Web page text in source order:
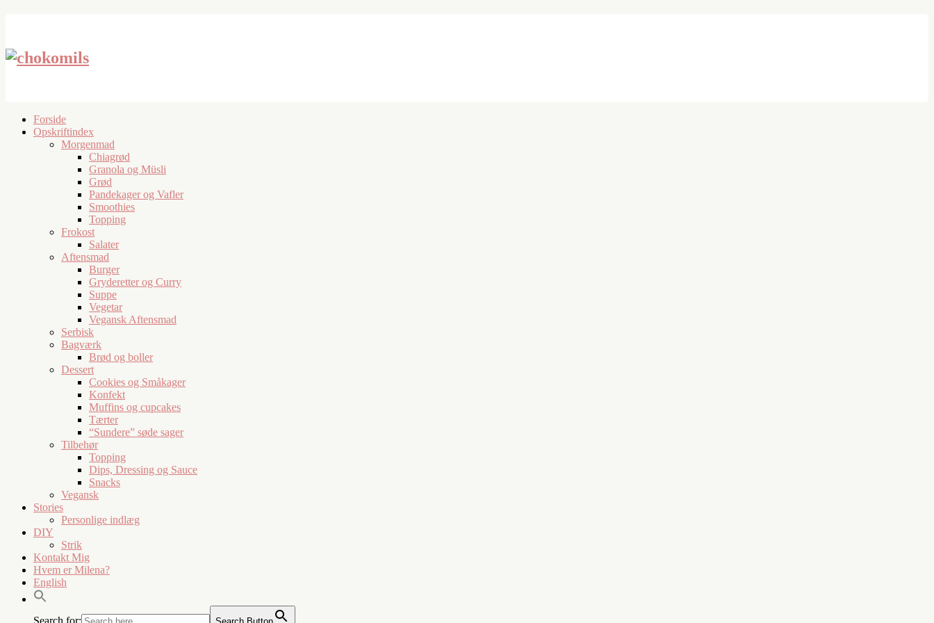
Forside
Opskriftindex
Morgenmad
Chiagrød
Granola og Müsli
Grød
Pandekager og Vafler
Smoothies
Topping
Frokost
Salater
Aftensmad
Burger
Gryderetter og Curry
Suppe
Vegetar
Vegansk Aftensmad
Serbisk
Bagværk
Brød og boller
Dessert
Cookies og Småkager
Konfekt
Muffins og cupcakes
Tærter
“Sundere” søde sager
Tilbehør
Topping
Dips, Dressing og Sauce
Snacks
Vegansk
Stories
Personlige indlæg
DIY
Strik
Kontakt Mig
Hvem er Milena?
English
Search for: